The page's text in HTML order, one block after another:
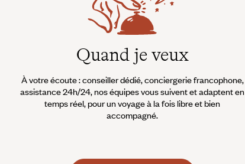
Quand je veux
À votre écoute : conseiller dédié, conciergerie francophone,
assistance 24h/24, nos équipes vous suivent et adaptent en
temps réel, pour un voyage à la fois libre et bien
accompagné.